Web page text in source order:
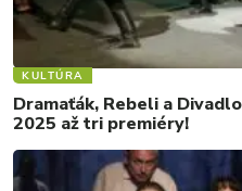
KULTÚRA
Dramaťák, Rebeli a
2025 až tri premiéry!